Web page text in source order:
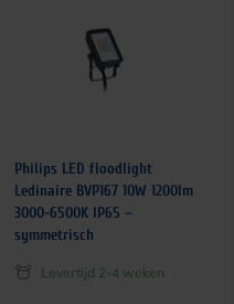
Philips LED floodlight
Ledinaire BVP167 10W 1200lm
3000-6500K IP65 –
symmetrisch
Levertijd 2-4 weken